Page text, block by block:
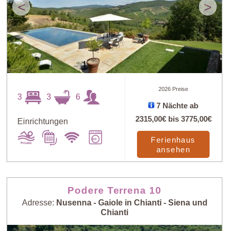
< >
3 3 6
Einrichtungen
2026 Preise
7 Nächte ab
2315,00€bis 3775,00€
Ferienhaus
ansehen
Podere Terrena 10
Adresse: Nusenna - Gaiole in Chianti - Siena und
Chianti